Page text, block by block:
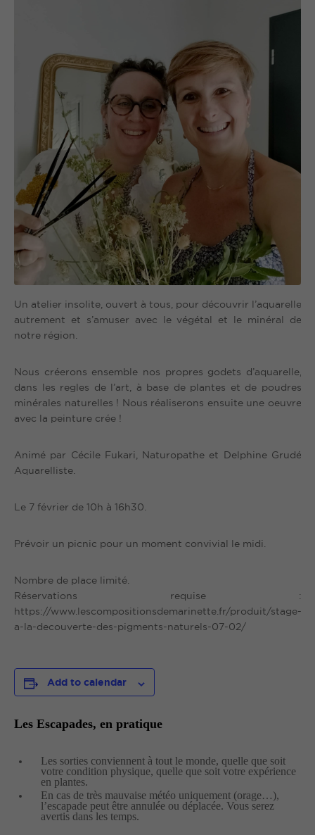
Un atelier insolite, ouvert à tous, pour découvrir l’aquarelle
autrement et s’amuser avec le végétal et le minéral de
notre région.
Nous créerons ensemble nos propres godets d’aquarelle,
dans les regles de l’art, à base de plantes et de poudres
minérales naturelles ! Nous réaliserons ensuite une oeuvre
avec la peinture crée !
Animé par Cécile Fukari, Naturopathe et Delphine Grudé
Aquarelliste.
Le 7 février de 10h à 16h30.
Prévoir un picnic pour un moment convivial le midi.
Nombre de place limité.
Réservations requise :
https://www.lescompositionsdemarinette.fr/produit/stage-
a-la-decouverte-des-pigments-naturels-07-02/
Add to calendar
Les Escapades, en pratique
Les sorties conviennent à tout le monde, quelle que soit
votre condition physique, quelle que soit votre expérience
en plantes.
En cas de très mauvaise météo uniquement (orage…),
l’escapade peut être annulée ou déplacée. Vous serez
avertis dans les temps.